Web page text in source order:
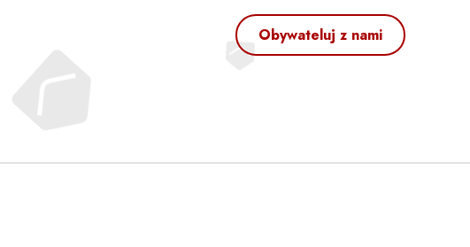
Obywateluj z nami